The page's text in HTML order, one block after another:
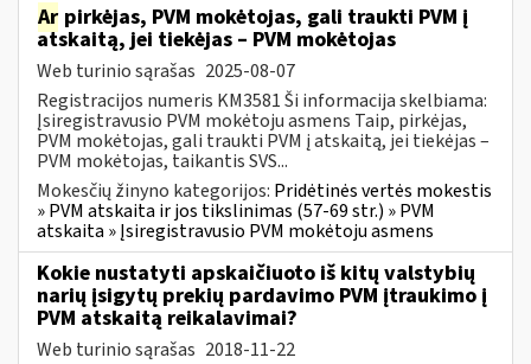
Ar pirkėjas, PVM mokėtojas, gali traukti PVM į
atskaitą, jei tiekėjas – PVM mokėtojas
Web turinio sąrašas 2025-08-07
Registracijos numeris KM3581 Ši informacija skelbiama:
Įsiregistravusio PVM mokėtoju asmens Taip, pirkėjas,
PVM mokėtojas, gali traukti PVM į atskaitą, jei tiekėjas –
PVM mokėtojas, taikantis SVS...
Mokesčių žinyno kategorijos: Pridėtinės vertės mokestis
» PVM atskaita ir jos tikslinimas (57-69 str.) » PVM
atskaita » Įsiregistravusio PVM mokėtoju asmens
Kokie nustatyti apskaičiuoto iš kitų valstybių
narių įsigytų prekių pardavimo PVM įtraukimo į
PVM atskaitą reikalavimai?
Web turinio sąrašas 2018-11-22